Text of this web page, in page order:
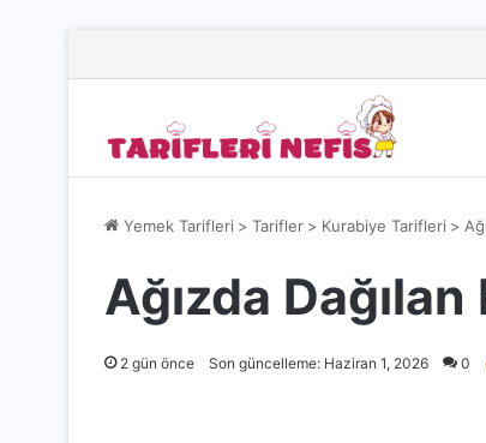
Yemek Tarifleri > Tarifler > Kurabiye Tarifleri >
Ağızda
2 gün önce Son güncelleme: Haziran 1, 2026 0